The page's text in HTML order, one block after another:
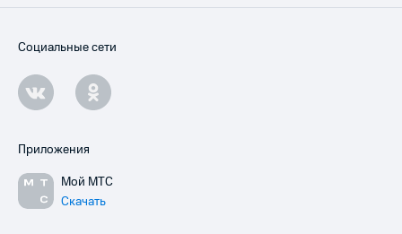
Социальные сети
Приложения
Мой МТС
Скачать